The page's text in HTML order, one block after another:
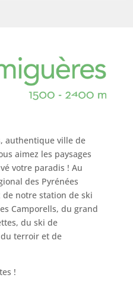
authentique ville de
aimez les paysages
votre paradis ! Au
des Pyrénées
de notre station de ski
Camporells, du grand
du ski de
terroir et de
!